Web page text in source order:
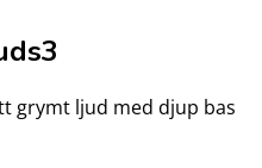
grymt ljud med djup bas